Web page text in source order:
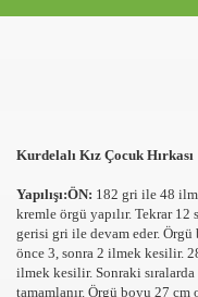
Kurdelalı Kız Çocuk Hırkası
Yapılışı:ÖN: 182 gri ile 48
kremle örgü yapılır. Tekrar 12
gerisi gri ile devam eder.
önce 3, sonra 2 ilmek kesilir.
ilmek kesilir. Sonraki
tamamlanır. Örgü boyu 27